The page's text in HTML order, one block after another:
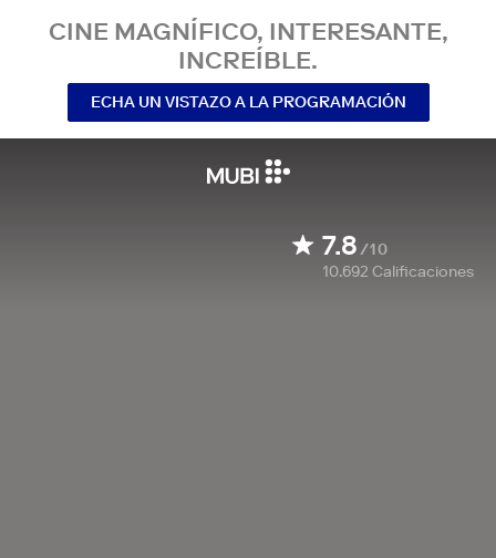
CINE MAGNÍFICO, INTERESANTE,
INCREÍBLE.
ECHA UN VISTAZO A LA PROGRAMACIÓN
7.8/10
10.692 Calificaciones